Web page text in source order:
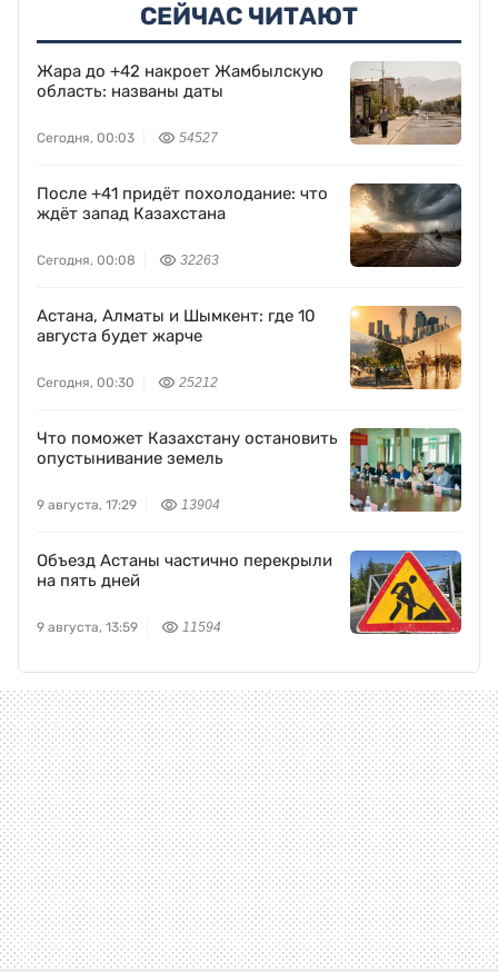
СЕЙЧАС ЧИТАЮТ
Жара до +42 накроет Жамбылскую
область: названы даты
Сегодня, 00:03 54527
После +41 придёт похолодание: что
ждёт запад Казахстана
Сегодня, 00:08 32263
Астана, Алматы и Шымкент: где 10
августа будет жарче
Сегодня, 00:30 25212
Что поможет Казахстану остановить
опустынивание земель
9 августа, 17:29 13904
Объезд Астаны частично перекрыли
на пять дней
9 августа, 13:59 11594